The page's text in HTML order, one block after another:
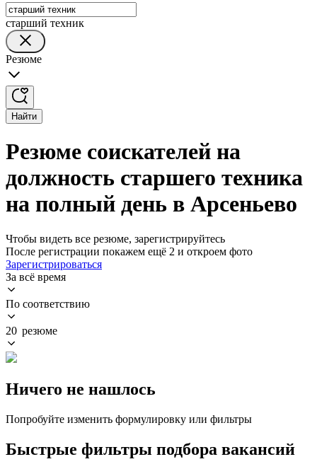
старший техник
Резюме
Найти
Резюме соискателей на
должность старшего техника
на полный день в Арсеньево
Чтобы видеть все резюме, зарегистрируйтесь
После регистрации покажем ещё 2 и откроем фото
Зарегистрироваться
За всё время
По соответствию
20 резюме
Ничего не нашлось
Попробуйте изменить формулировку или фильтры
Быстрые фильтры подбора вакансий